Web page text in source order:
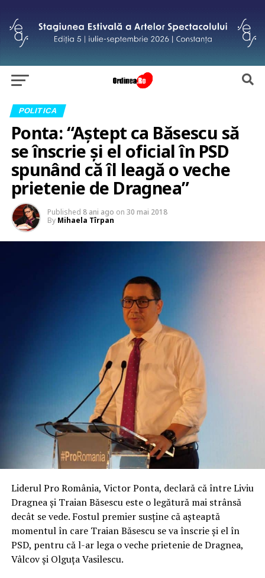
POLITICA
Ponta: “Aștept ca Băsescu să
se înscrie și el oficial în PSD
spunând că îl leagă o veche
prietenie de Dragnea”
Published 8 ani ago on 30 mai 2018
By Mihaela Tîrpan
Liderul Pro România, Victor Ponta, declară că între Liviu
Dragnea și Traian Băsescu este o legătură mai strânsă
decât se vede. Fostul premier susține că așteaptă
momentul în care Traian Băsescu se va înscrie și el în
PSD, pentru că l-ar lega o veche prietenie de Dragnea,
Vâlcov și Olguța Vasilescu.